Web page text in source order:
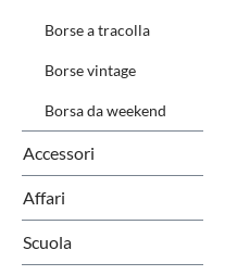
Borse a tracolla
Borse vintage
Borsa da weekend
Accessori
Affari
Scuola